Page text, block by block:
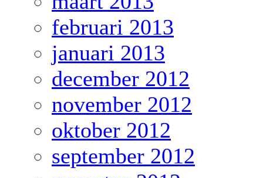
februari 2013
januari 2013
december 2012
november 2012
oktober 2012
september 2012